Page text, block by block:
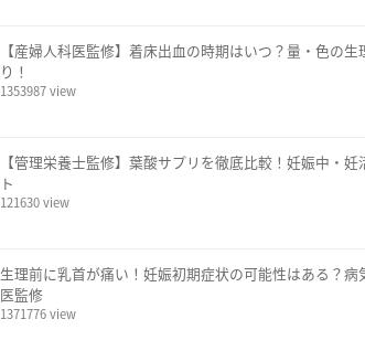
【産婦人科医監修】着床出血の時期はいつ？量・色の
り！
1353987 view
【管理栄養士監修】葉酸サプリを徹底比較！妊娠中・
ト
121630 view
生理前に乳首が痛い！妊娠初期症状の可能性はある？
医監修
1371776 view